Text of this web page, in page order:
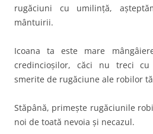
rugăciuni cu umilinţă,
mântuirii.
Icoana ta este mare
credincioşilor, căci nu treci cu
smerite de rugăciune ale robilor
Stăpână, primeşte rugăciunile
noi de toată nevoia şi necazul.